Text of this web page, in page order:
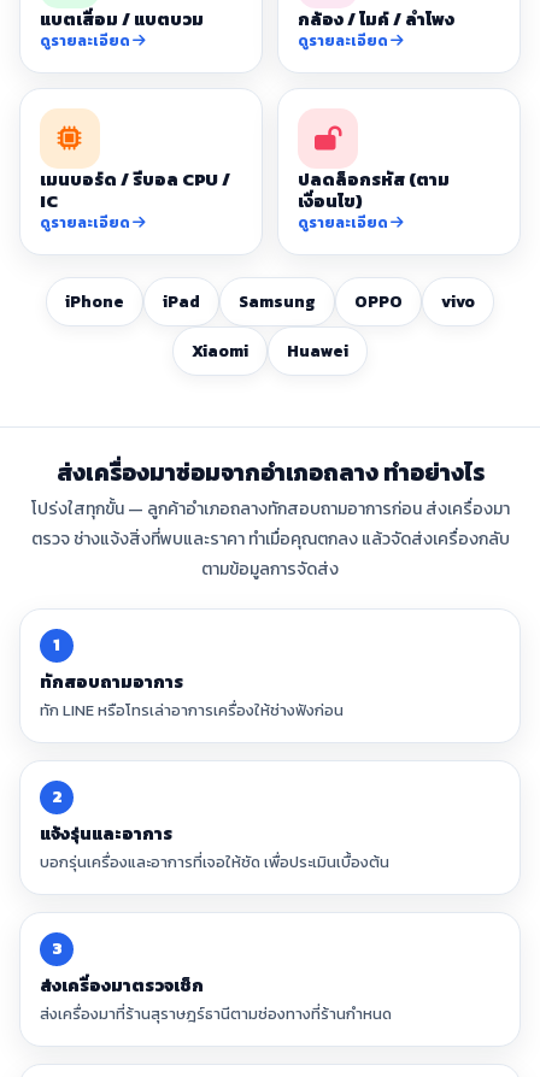
แบตเสื่อม / แบตบวม
ดูรายละเอียด
กล้อง / ไมค์ / ลำโพง
ดูรายละเอียด
เมนบอร์ด / รีบอล CPU /
IC
ดูรายละเอียด
ปลดล็อกรหัส (ตาม
เงื่อนไข)
ดูรายละเอียด
iPhone iPad Samsung OPPO vivo
Xiaomi Huawei
ส่งเครื่องมาซ่อมจากอำเภอถลาง ทำอย่างไร
โปร่งใสทุกขั้น — ลูกค้าอำเภอถลางทักสอบถามอาการก่อน ส่งเครื่องมา
ตรวจ ช่างแจ้งสิ่งที่พบและราคา ทำเมื่อคุณตกลง แล้วจัดส่งเครื่องกลับ
ตามข้อมูลการจัดส่ง
1
ทักสอบถามอาการ
ทัก LINE หรือโทรเล่าอาการเครื่องให้ช่างฟังก่อน
2
แจ้งรุ่นและอาการ
บอกรุ่นเครื่องและอาการที่เจอให้ชัด เพื่อประเมินเบื้องต้น
3
ส่งเครื่องมาตรวจเช็ก
ส่งเครื่องมาที่ร้านสุราษฎร์ธานีตามช่องทางที่ร้านกำหนด